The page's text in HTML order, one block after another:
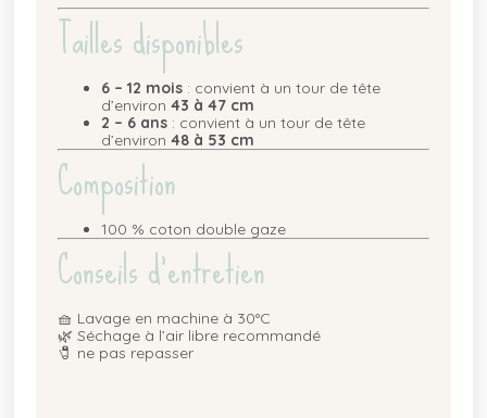
Tailles disponibles
6 – 12 mois : convient à un tour de tête
d’environ43 à 47 cm
2 – 6 ans : convient à un tour de tête
d’environ48 à 53 cm
Composition
100 % coton double gaze
Conseils d’entretien
🧺 Lavage en machine à 30°C
🌿 Séchage à l’air libre recommandé
🧷 ne pas repasser